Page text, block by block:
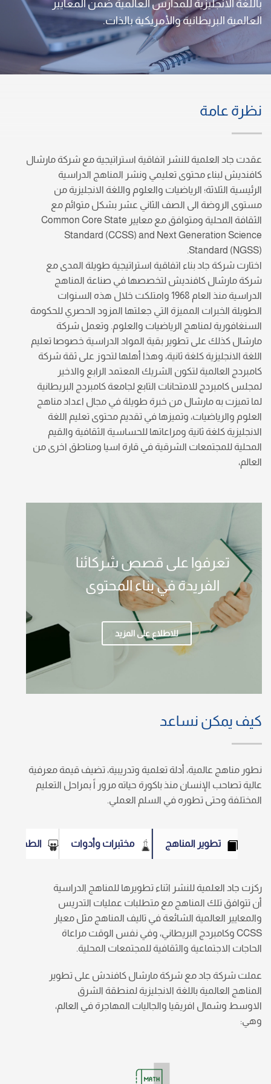
باللغة الانجليزية للمدارس العالمية ضمن المعايير
العالمية البريطانية والأمريكية بالذات.
نظرة عامة
عقدت جاد العلمية للنشر اتفاقية استراتيجية مع شركة مارشال
كافنديش لبناء محتوى تعليمي ونشر المناهج الدراسية
الرئيسية الثلاثة؛ الرياضيات والعلوم واللغة الانجليزية من
مستوى الروضة الى الصف الثاني عشر بشكل متوائم مع
الثقافة المحلية ومتوافق مع معايير Common Core State
Standard (CCSS) and Next Generation Science
Standard (NGSS).
اختارت شركة جاد بناء اتفاقية استراتيجية طويلة المدى مع
شركة مارشال كافنديش لتخصصها في صناعة المناهج
الدراسية منذ العام 1968 وامتلكت خلال هذه السنوات
الطويلة الخبرات المميزة التي جعلتها المزود الحصري للحكومة
السنغافورية لمناهج الرياضيات والعلوم. وتعمل شركة
مارشال كذلك على تطوير بقية المواد الدراسية خصوصا تعليم
اللغة الانجليزية كلغة ثانية، وهذا أهلها لتحوز على ثقة شركة
كامبردج العالمية لتكون الشريك المعتمد الرابع والاخير
لمجلس كامبردج للامتحانات التابع لجامعة كامبردج البريطانية
لما تميزت به مارشال من خبرة طويلة في مجال اعداد مناهج
العلوم والرياضيات، وتميزها في تقديم محتوى تعليم اللغة
الانجليزية كلغة ثانية ومراعاتها للحساسية الثقافية والقيم
المحلية للمجتمعات الشرقية في قارة اسيا ومناطق اخرى من
العالم،
تعرفوا على قصص شركائنا
الفريدة في بناء المحتوى
للاطلاع على المزيد
كيف يمكن نساعد
نطور مناهج عالمية، أدلة تعلمية وتدريبية، تضيف قيمة معرفية
عالية تصاحب الإنسان منذ باكورة حياته مرور اً بمراحل التعليم
المختلفة وحتى تطوره في السلم العملي.
تطوير المناهج مختبرات وأدوات الطفولة
ركزت جاد العلمية للنشر اثناء تطويرها للمناهج الدراسية
أن تتوافق تلك المناهج مع متطلبات عمليات التدريس
والمعايير العالمية الشائعة في تاليف المناهج مثل معيار
CCSS وكامبردج البريطاني، وفي نفس الوقت مراعاة
الحاجات الاجتماعية والثقافية للمجتمعات المحلية.
عملت شركة جاد مع شركة مارشال كافندش على تطوير
المناهج العالمية باللغة الانجليزية لمنطقة الشرق
الاوسط وشمال افريقيا والجاليات المهاجرة في العالم،
وهي: